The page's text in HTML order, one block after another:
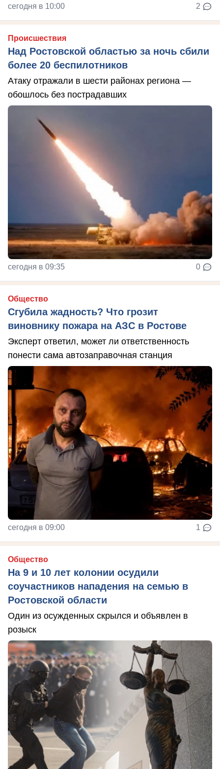
сегодня в 10:00 2
Происшествия
Над Ростовской областью за ночь сбили
более 20 беспилотников
Атаку отражали в шести районах региона —
обошлось без пострадавших
сегодня в 09:35 0
Общество
Сгубила жадность? Что грозит
виновнику пожара на АЗС в Ростове
Эксперт ответил, может ли ответственность
понести сама автозаправочная станция
сегодня в 09:00 1
Общество
На 9 и 10 лет колонии осудили
соучастников нападения на семью в
Ростовской области
Один из осужденных скрылся и объявлен в
розыск